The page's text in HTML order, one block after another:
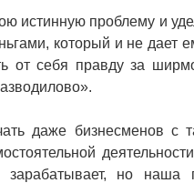
истинную проблему и
который и не дает
от себя правду за
даже бизнесменов с
но наша